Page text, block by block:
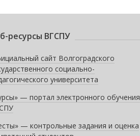
ресурсы ВГСПУ
сайт Волгоградского
социально-
университета
— портал электронного обучения
— контрольные задания и оценка